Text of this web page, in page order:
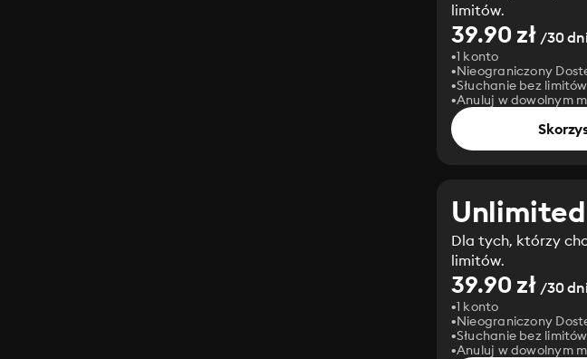
limitów.
39.90 zł/30 dni
1 konto
Nieograniczony
Słuchanie bez limitów
Anuluj w dowolnym
Dla tych, którzy
limitów.
39.90 zł/30 dni
1 konto
Nieograniczony
Słuchanie bez limitów
Anuluj w dowolnym